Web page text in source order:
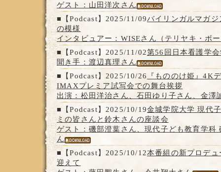
ゲスト：山田洋次さん
■【Podcast】2025/11/09バイリンガルマガ
の模様
インタビュアー：WISEさん（テリヤキ・ボ
■【Podcast】2025/11/02第56回日本看護学
聞き手：渡辺真理さん
■【Podcast】2025/10/26
『もののけ姫』4K
IMAXプレミア試写会での舞台挨拶
出演：松田洋治さん、石田ゆり子さん、金澤
■【Podcast】2025/10/19金城学院大学 現代
ミの皆さんと鈴木さんの座談会
ゲスト：磯部澄葉さん、現代子ども教育学科
ん
■【Podcast】2025/10/12本番組の新プロデ
迎えて